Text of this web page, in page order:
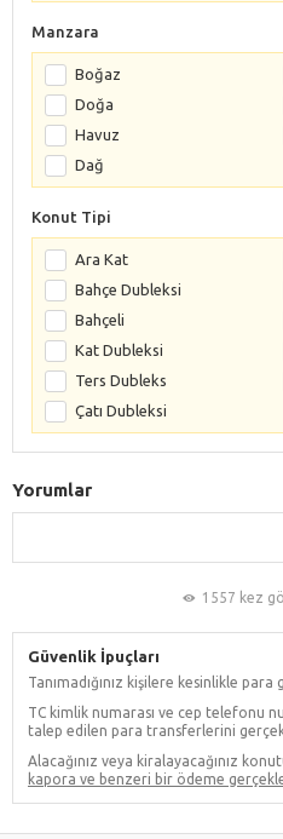
Manzara
Boğaz
Doğa
Havuz
Dağ
Konut Tipi
Ara Kat
Bahçe Dubleksi
Bahçeli
Kat Dubleksi
Ters Dubleks
Çatı Dubleksi
Yorumlar
1557 kez
Güvenlik İpuçları
Tanımadığınız kişilere kesinlikle
TC kimlik numarası ve cep telefonu
talep edilen para transferlerini
Alacağınız veya kiralayacağınız
kapora ve benzeri bir ödeme